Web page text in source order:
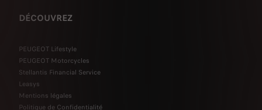
DÉCOUVREZ
PEUGEOT Lifestyle
PEUGEOT Motorcycles
Stellantis Financial Service
Leasys
Mentions légales
Politique de Confidentialité